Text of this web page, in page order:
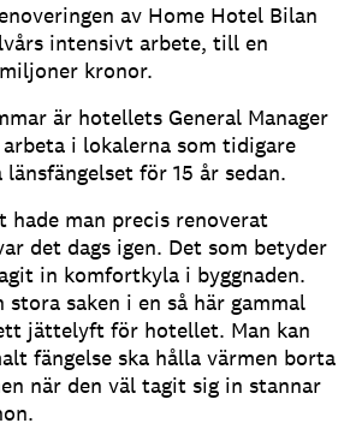
av Home Hotel Bilan
intensivt arbete, till en
kronor.
är hotellets General Manager
i lokalerna som tidigare
för 15 år sedan.
hade man precis renoverat
det dags igen. Det som betyder
in komfortkyla i byggnaden.
saken i en så här gammal
jättelyft för hotellet. Man kan
fängelse ska hålla värmen borta
när den väl tagit sig in stannar